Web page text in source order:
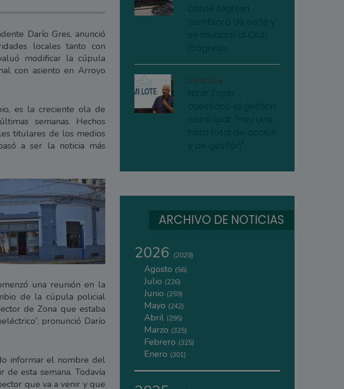
Darío Gres, anunció
locales tanto con
modificar la cúpula
con asiento en Arroyo
es la creciente ola de
semanas. Hechos
titulares de los medios
a ser la noticia más
una reunión en la
de la cúpula policial
de Zona que estaba
pronunció Darío
informar el nombre del
esta semana. Todavía
que va a venir y que
03/08/2026
ARCHIVO DE NOTICIAS
2026 (2029)
Agosto (56)
Julio (226)
Junio (259)
Mayo (242)
Abril (295)
Marzo (325)
Febrero (325)
Enero (301)